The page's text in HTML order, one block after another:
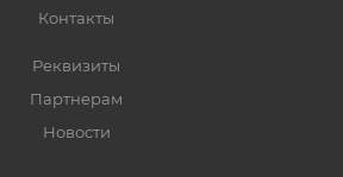
Контакты
Реквизиты
Партнерам
Новости